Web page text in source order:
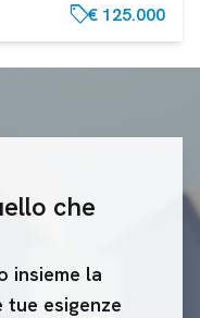
sell€ 125.000
che
insieme la
esigenze